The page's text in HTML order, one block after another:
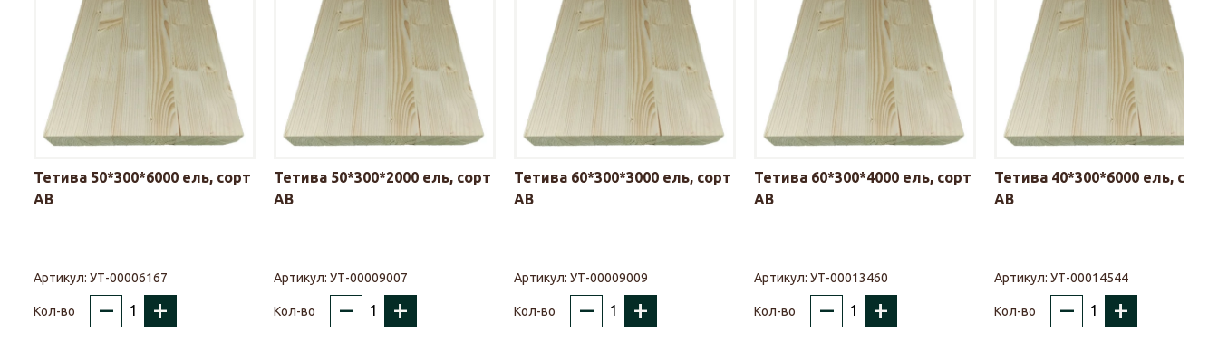
Тетива 50*300*6000 ель, сорт
АВ
Артикул: УТ-00006167
Кол-во – +
Тетива 50*300*2000 ель, сорт
АВ
Артикул: УТ-00009007
Кол-во – +
Тетива 60*300*3000 ель, сорт
АВ
Артикул: УТ-00009009
Кол-во – +
Тетива 60*300*4000 ель, сорт
АВ
Артикул: УТ-00013460
Кол-во – +
Тетива 40*300*6000 ель, сорт
АВ
Артикул: УТ-00014544
Кол-во – +